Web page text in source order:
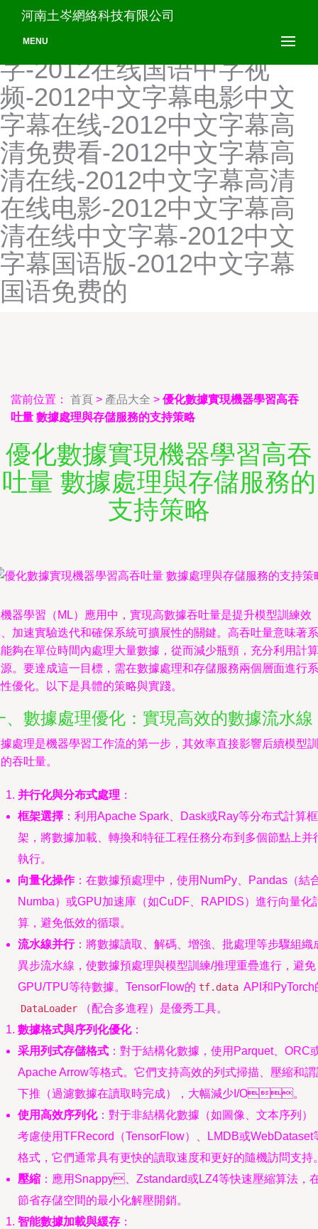
2012年中文字幕在线电影中
字-2012年中文字幕在线中
字-2012在线国语中字视
频-2012中文字幕电影中文
字幕在线-2012中文字幕高
清免费看-2012中文字幕高
清在线-2012中文字幕高清
在线电影-2012中文字幕高
清在线中文字幕-2012中文
字幕国语版-2012中文字幕
国语免费的
河南土岑網絡科技有限公司
MENU
當前位置： 首頁 > 產品大全 > 優化數據實現機器學習高吞
吐量 數據處理與存儲服務的支持策略
優化數據實現機器學習高吞
吐量 數據處理與存儲服務的
支持策略
器學習（ML）應用中，實現高數據吞吐量是提升模型訓練效
、加速實驗迭代和確保系統可擴展性的關鍵。高吞吐量意味著系
夠在單位時間內處理大量數據，從而減少瓶頸，充分利用計算
。要達成這一目標，需在數據處理和存儲服務兩個層面進行系
優化。以下是具體的策略與實踐。
、數據處理優化：實現高效的數據流水線
處理是機器學習工作流的第一步，其效率直接影響后續模型訓
吞吐量。
并行化與分布式處理 ：
框架選擇 ：利用Apache Spark、Dask或Ray等分布式計算框
架，將數據加載、轉換和特征工程任務分布到多個節點上并
執行。
向量化操作：在數據預處理中，使用NumPy、Pandas（結
Numba）或GPU加速庫（如CuDF、RAPIDS）進行向量化
算，避免低效的循環。
流水線并行：將數據讀取、解碼、增強、批處理等步驟組織
異步流水線，使數據預處理與模型訓練/推理重疊進行，避免
GPU/TPU等待數據。TensorFlow的 tf.data API和PyTorch
DataLoader
（配合多進程）是優秀工具。
數據格式與序列化優化：
采用列式存儲格式 ：對于結構化數據，使用Parquet、ORC
Apache Arrow等格式。它們支持高效的列式掃描、壓縮和
下推（過濾數據在讀取時完成），大幅減少I/O。
使用高效序列化：對于非結構化數據（如圖像、文本序列）
考慮使用TFRecord（TensorFlow）、LMDB或WebDataset
格式，它們通常具有更快的讀取速度和更好的隨機訪問支持
壓縮 ：應用Snappy、Zstandard或LZ4等快速壓縮算法，
節省存儲空間的最小化解壓開銷。
智能數據加載與緩存 ：